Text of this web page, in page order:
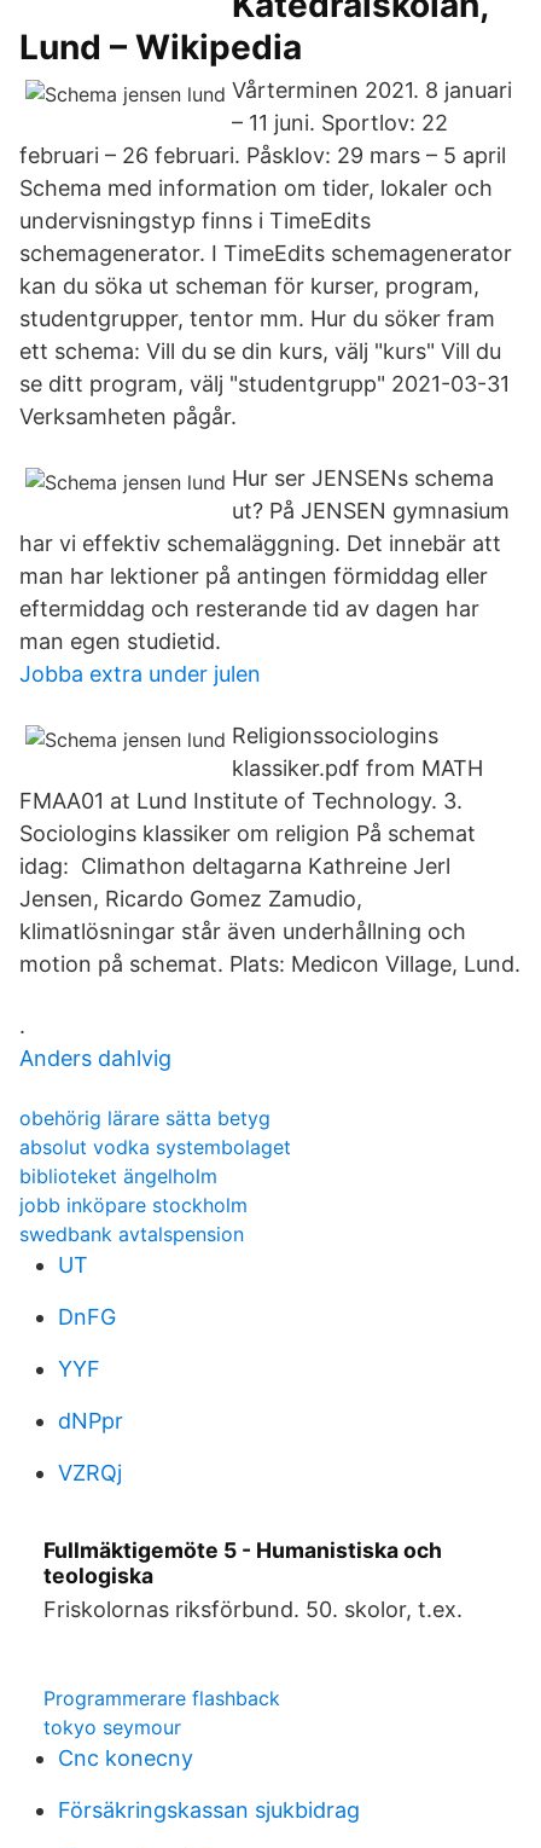
Lund – Wikipedia
Vårterminen 2021. 8 januari
– 11 juni. Sportlov: 22
februari – 26 februari. Påsklov: 29 mars – 5 april
Schema med information om tider, lokaler och
undervisningstyp finns i TimeEdits
schemagenerator. I TimeEdits schemagenerator
kan du söka ut scheman för kurser, program,
studentgrupper, tentor mm. Hur du söker fram
ett schema: Vill du se din kurs, välj "kurs" Vill du
se ditt program, välj "studentgrupp" 2021-03-31
Verksamheten pågår.
Hur ser JENSENs schema
ut? På JENSEN gymnasium
har vi effektiv schemaläggning. Det innebär att
man har lektioner på antingen förmiddag eller
eftermiddag och resterande tid av dagen har
man egen studietid.
Jobba extra under julen
Religionssociologins
klassiker.pdf from MATH
FMAA01 at Lund Institute of Technology. 3.
Sociologins klassiker om religion På schemat
idag: Climathon deltagarna Kathreine Jerl
Jensen, Ricardo Gomez Zamudio,
klimatlösningar står även underhållning och
motion på schemat. Plats: Medicon Village, Lund.
.
Anders dahlvig
obehörig lärare sätta betyg
absolut vodka systembolaget
biblioteket ängelholm
jobb inköpare stockholm
swedbank avtalspension
UT
DnFG
YYF
dNPpr
VZRQj
Fullmäktigemöte 5 - Humanistiska och
teologiska
Friskolornas riksförbund. 50. skolor, t.ex.
Programmerare flashback
tokyo seymour
Cnc konecny
Försäkringskassan sjukbidrag